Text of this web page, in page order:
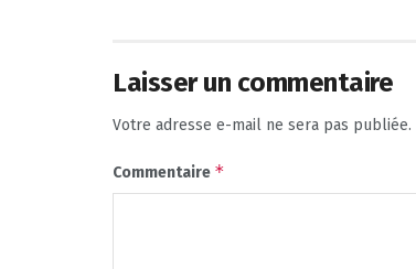
Laisser un commentaire
Votre adresse e-mail ne sera pas publiée.
Commentaire *